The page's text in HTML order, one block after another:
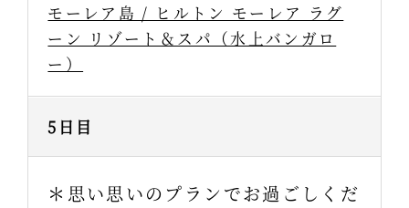
モーレア島 / ヒルトン モーレア ラグ
ーン リゾート＆スパ（水上バンガロ
ー）
5日目
＊思い思いのプランでお過ごしくだ